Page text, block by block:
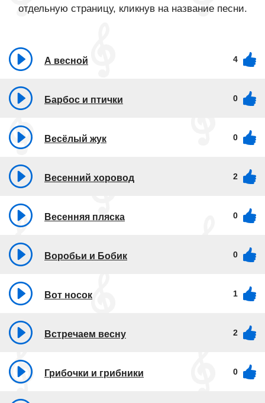
отдельную страницу, кликнув на название песни.
А весной 4
Барбос и птички 0
Весёлый жук 0
Весенний хоровод 2
Весенняя пляска 0
Воробьи и Бобик 0
Вот носок 1
Встречаем весну 2
Грибочки и грибники 0